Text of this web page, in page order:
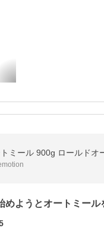
ミール 900g ロールドオ
めようとオートミー